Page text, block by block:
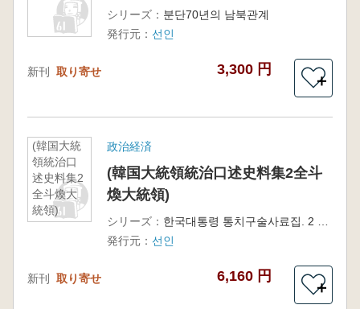
シリーズ： 분단70년의 남북관계
発行元： 선인
新刊 取り寄せ 3,300 円
＋
(韓国大統
領統治口
述史料集2
全斗煥大
統領)
政治経済
(韓国大統領統治口述史料集2全斗
煥大統領)
シリーズ：
発行元： 선인
新刊 取り寄せ 6,160 円
＋